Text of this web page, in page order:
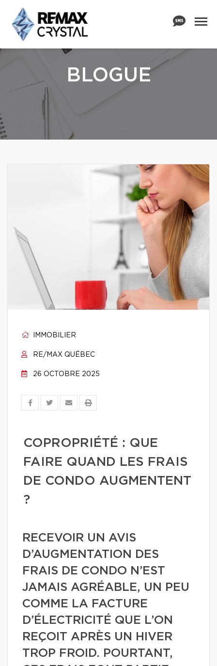
BLOGUE
IMMOBILIER
RE/MAX QUÉBEC
26 OCTOBRE 2025
COPROPRIÉTÉ : QUE
FAIRE QUAND LES FRAIS
DE CONDO AUGMENTENT
?
RECEVOIR UN AVIS
D’AUGMENTATION DES
FRAIS DE CONDO N’EST
JAMAIS AGRÉABLE, UN PEU
COMME LA FACTURE
D’ÉLECTRICITÉ QUE L’ON
REÇOIT APRÈS UN HIVER
TROP FROID. POURTANT,